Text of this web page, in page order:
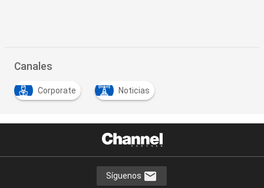
Canales
Corporate Noticias
Síguenos